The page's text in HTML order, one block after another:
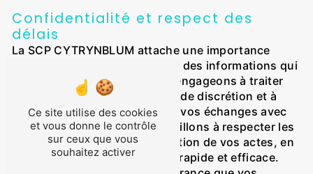
Confidentialité et respect des
délais
La SCP CYTRYNBLUM attache une importance
primordiale à la confidentialité des informations qui
lui sont confiées. Nous nous engageons à traiter
vos données avec la plus grande discrétion et à
respecter la confidentialité de vos échanges avec
nos avocats. De plus, nous veillons à respecter les
délais convenus pour la rédaction de vos actes, en
vous assurant une prestation rapide et efficace.
Ce site utilise des cookies
et vous donne le contrôle
sur ceux que vous
souhaitez activer